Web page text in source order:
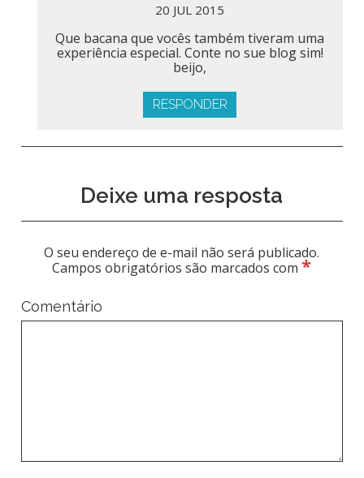
20 JUL 2015
Que bacana que vocês também tiveram uma
experiência especial. Conte no sue blog sim!
beijo,
RESPONDER
Deixe uma resposta
O seu endereço de e-mail não será publicado.
Campos obrigatórios são marcados com*
Comentário